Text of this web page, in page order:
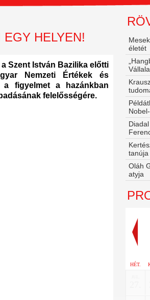
HELYEN!
Szent István Bazilika előtti
Nemzeti Értékek és
a figyelmet a hazánkban
felelősségére.
életét
tanúja
Oláh
atyja
HÉT.